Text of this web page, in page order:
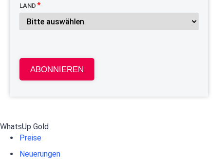
LAND
ABONNIEREN
WhatsUp Gold
Preise
Neuerungen